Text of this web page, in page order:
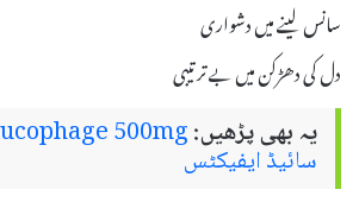
سانس لینے میں دشواری
دل کی دھڑکن میں بے ترتیبی
یہ بھی پڑھیں:
سائیڈ ایفیکٹس